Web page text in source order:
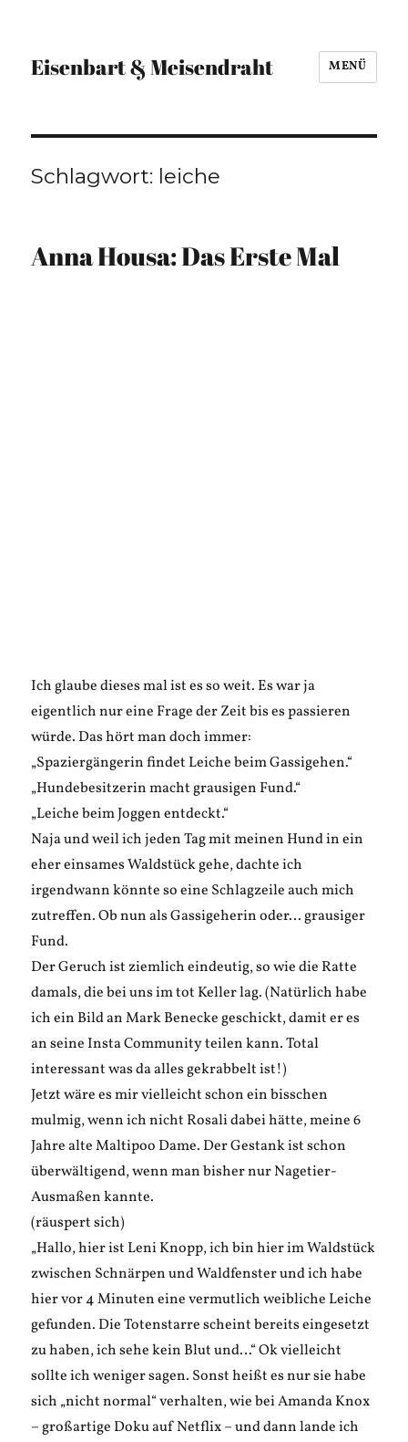
Eisenbart & Meisendraht MENÜ
Schlagwort: leiche
Anna Housa: Das Erste Mal
Ich glaube dieses mal ist es so weit. Es war ja
eigentlich nur eine Frage der Zeit bis es passieren
würde. Das hört man doch immer:
„Spaziergängerin findet Leiche beim Gassigehen.“
„Hundebesitzerin macht grausigen Fund.“
„Leiche beim Joggen entdeckt.“
Naja und weil ich jeden Tag mit meinen Hund in ein
eher einsames Waldstück gehe, dachte ich
irgendwann könnte so eine Schlagzeile auch mich
zutreffen. Ob nun als Gassigeherin oder… grausiger
Fund.
Der Geruch ist ziemlich eindeutig, so wie die Ratte
damals, die bei uns im tot Keller lag. (Natürlich habe
ich ein Bild an Mark Benecke geschickt, damit er es
an seine Insta Community teilen kann. Total
interessant was da alles gekrabbelt ist!)
Jetzt wäre es mir vielleicht schon ein bisschen
mulmig, wenn ich nicht Rosali dabei hätte, meine 6
Jahre alte Maltipoo Dame. Der Gestank ist schon
überwältigend, wenn man bisher nur Nagetier-
Ausmaßen kannte.
(räuspert sich)
„Hallo, hier ist Leni Knopp, ich bin hier im Waldstück
zwischen Schnärpen und Waldfenster und ich habe
hier vor 4 Minuten eine vermutlich weibliche Leiche
gefunden. Die Totenstarre scheint bereits eingesetzt
zu haben, ich sehe kein Blut und…“ Ok vielleicht
sollte ich weniger sagen. Sonst heißt es nur sie habe
sich „nicht normal“ verhalten, wie bei Amanda Knox
– großartige Doku auf Netflix – und dann lande ich